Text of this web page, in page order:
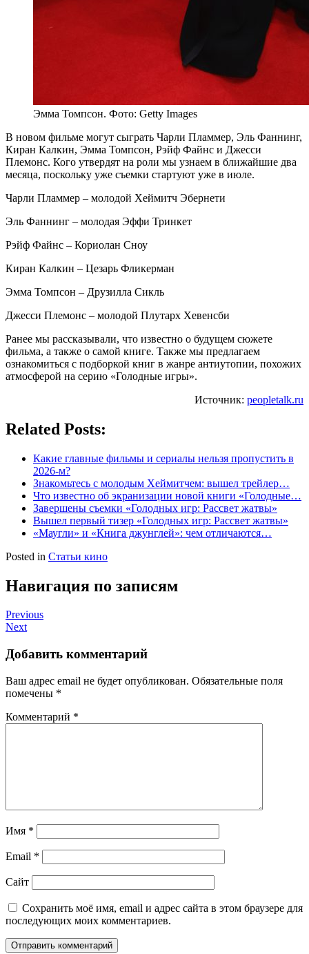
Эмма Томпсон. Фото: Getty Images
В новом фильме могут сыграть Чарли Пламмер, Эль Фаннинг,
Киран Калкин, Эмма Томпсон, Рэйф Файнс и Джесси
Племонс. Кого утвердят на роли мы узнаем в ближайшие два
месяца, поскольку уже съемки стартуют уже в июле.
Чарли Пламмер – молодой Хеймитч Эбернети
Эль Фаннинг – молодая Эффи Тринкет
Рэйф Файнс – Кориолан Сноу
Киран Калкин – Цезарь Фликерман
Эмма Томпсон – Друзилла Сикль
Джесси Племонс – молодой Плутарх Хевенсби
Ранее мы рассказывали, что известно о будущем сюжете
фильма, а также о самой книге. Также мы предлагаем
ознакомиться с подборкой книг в жанре антиутопии, похожих
атмосферой на серию «Голодные игры».
Источник: peopletalk.ru
Related Posts:
Какие главные фильмы и сериалы нельзя пропустить в
2026-м?
Знакомьтесь с молодым Хеймитчем: вышел трейлер…
Что известно об экранизации новой книги «Голодные…
Завершены съемки «Голодных игр: Рассвет жатвы»
Вышел первый тизер «Голодных игр: Рассвет жатвы»
«Маугли» и «Книга джунглей»: чем отличаются…
Posted in Статьи кино
Навигация по записям
Previous
Next
Добавить комментарий
Ваш адрес email не будет опубликован. Обязательные поля
помечены *
Комментарий *
Имя *
Email *
Сайт
Сохранить моё имя, email и адрес сайта в этом браузере для
последующих моих комментариев.